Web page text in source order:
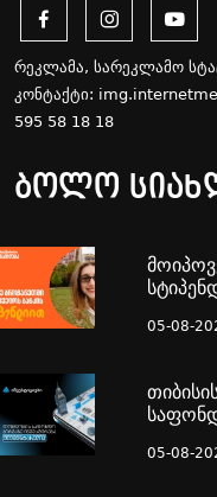
რეკლამა, სარეკლამო
კონტაქტი:
595 58 18 18
ბოლო
05-08-
05-08-